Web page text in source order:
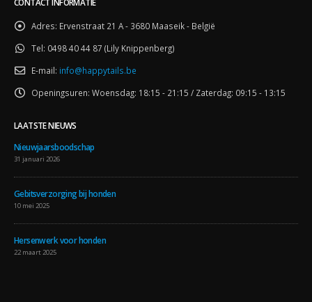
Adres: Ervenstraat 21 A - 3680 Maaseik - België
Tel: 0498 40 44 87 (Lily Knippenberg)
E-mail: info@happytails.be
Openingsuren: Woensdag: 18:15 - 21:15 / Zaterdag: 09:15 - 13:15
LAATSTE NIEUWS
Nieuwjaarsboodschap
31 januari 2026
Gebitsverzorging bij honden
10 mei 2025
Hersenwerk voor honden
22 maart 2025